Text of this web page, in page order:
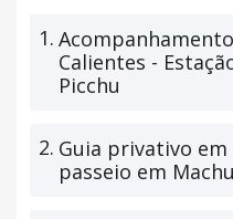
1.
Calientes -
Picchu
2. Guia privativo
passeio em